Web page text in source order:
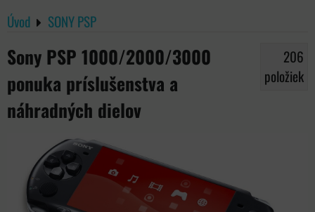
Úvod SONY PSP
Sony PSP 1000/2000/3000
ponuka príslušenstva a
náhradných dielov
206
položiek